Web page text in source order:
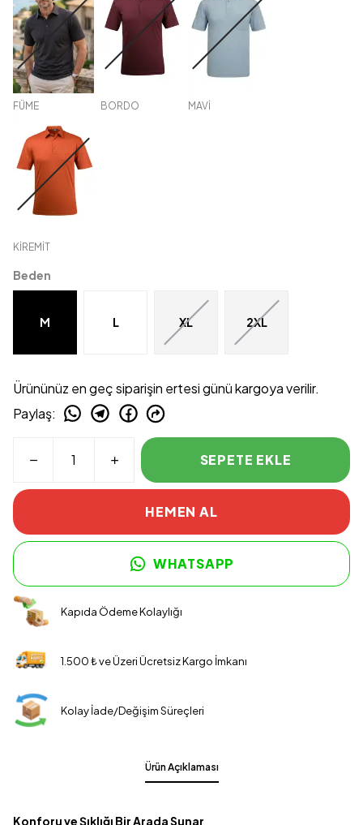
FÜME BORDO MAVİ
KİREMİT
Beden
M L XL 2XL
Ürününüz en geç siparişin ertesi günü kargoya verilir.
Paylaş:
SEPETE EKLE
HEMEN AL
WHATSAPP
Kapıda Ödeme Kolaylığı
1.500 ₺ ve Üzeri Ücretsiz Kargo İmkanı
Kolay İade/Değişim Süreçleri
Ürün Açıklaması
Konforu ve Şıklığı Bir Arada Sunar